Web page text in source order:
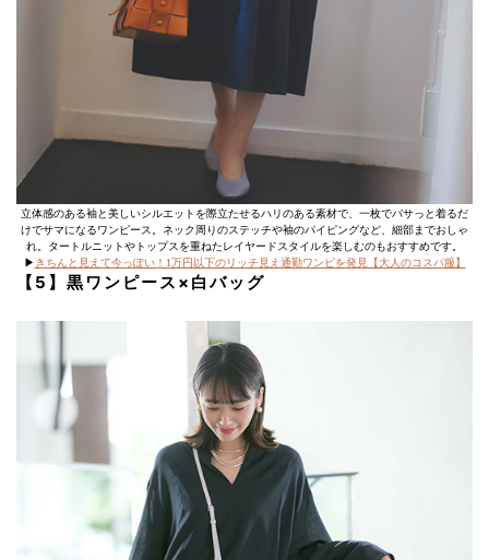
立体感のある袖と美しいシルエットを際立たせるハリのある素材で、一枚でバサっと着るだ
けでサマになるワンピース。ネック周りのステッチや袖のパイピングなど、細部までおしゃ
れ。タートルニットやトップスを重ねたレイヤードスタイルを楽しむのもおすすめです。
▶︎ きちんと見えて今っぽい！1万円以下のリッチ見え通勤ワンピを発見【大人のコスパ服】
【5】黒ワンピース×白バッグ